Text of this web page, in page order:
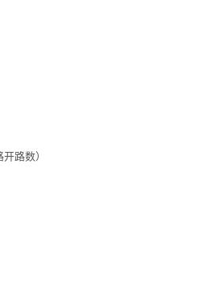
路数）